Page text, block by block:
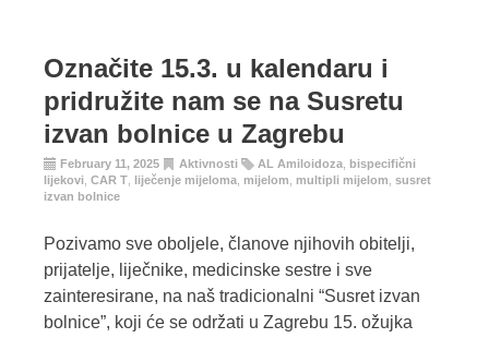
Označite 15.3. u kalendaru i
pridružite nam se na Susretu
izvan bolnice u Zagrebu
February 11, 2025 Aktivnosti AL Amiloidoza bispecifični
lijekovi CAR T liječenje mijeloma mijelom multipli mijelom susret
izvan bolnice
Pozivamo sve oboljele, članove njihovih obitelji,
prijatelje, liječnike, medicinske sestre i sve
zainteresirane, na naš tradicionalni “Susret izvan
bolnice”, koji će se održati u Zagrebu 15. ožujka